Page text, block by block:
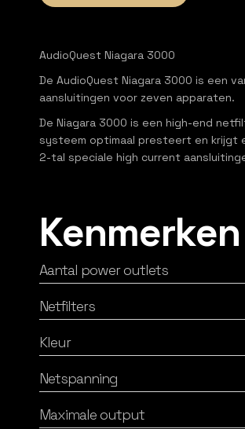
AudioQuest Niagara 3000
De AudioQuest Niagara 3000 is een
aansluitingen voor zeven apparaten.
De Niagara 3000 is een high-end
systeem optimaal presteert en krijgt
2-tal speciale high current
Kenmerken
Aantal power outlets
Netfilters
Kleur
Netspanning
Maximale output